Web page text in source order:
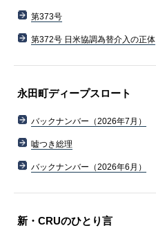
第373号
第372号 日米協調為替介入の正体
永田町ディープスロート
バックナンバー（2026年7月）
嘘つき総理
バックナンバー（2026年6月）
新・CRUのひとり言